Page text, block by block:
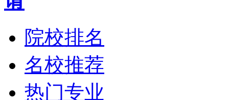
院校排名
名校推荐
热门专业